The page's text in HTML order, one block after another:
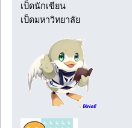
เป็ดนักเขียน
เป็ดมหาวิทยาลัย